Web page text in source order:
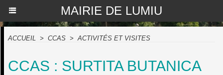
MAIRIE DE LUMIU
ACCUEIL > CCAS > ACTIVITÉS ET VISITES
CCAS : SURTITA BUTANICA